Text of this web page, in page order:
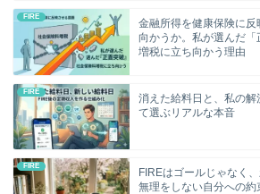
FIRE
金融所得を健康保険に
向かうか。私が選んだ
増税に立ち向かう理由
FIRE
消えた給料日と、私の解
て選ぶリアルな本音
FIRE
FIREはゴールじゃなく
無理をしない自分への約